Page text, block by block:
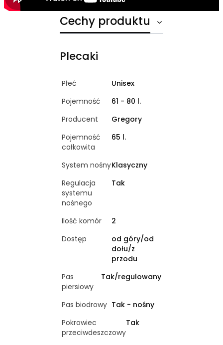
Cechy produktu
Plecaki
Płeć
Unisex
Pojemność
61 - 80 l.
Producent
Gregory
Pojemność
całkowita
65 l.
System nośnyKlasyczny
Regulacja
systemu
nośnego
Tak
Ilość komór
2
Dostęp
od góry/od
dołu/z
przodu
Pas
piersiowy
Tak/regulowany
Pas biodrowy Tak - nośny
Pokrowiec
przeciwdeszczowy
Tak